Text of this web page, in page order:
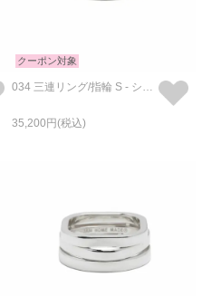
クーポン対象
034 三連リング/指輪 S - シルバー
35,200